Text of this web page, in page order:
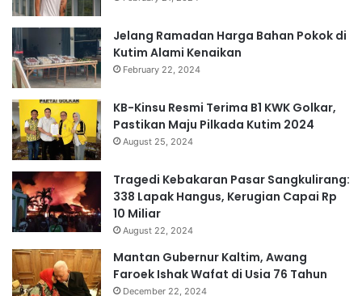
Jelang Ramadan Harga Bahan Pokok di
Kutim Alami Kenaikan
February 22, 2024
KB-Kinsu Resmi Terima B1 KWK Golkar,
Pastikan Maju Pilkada Kutim 2024
August 25, 2024
Tragedi Kebakaran Pasar Sangkulirang:
338 Lapak Hangus, Kerugian Capai Rp
10 Miliar
August 22, 2024
Mantan Gubernur Kaltim, Awang
Faroek Ishak Wafat di Usia 76 Tahun
December 22, 2024